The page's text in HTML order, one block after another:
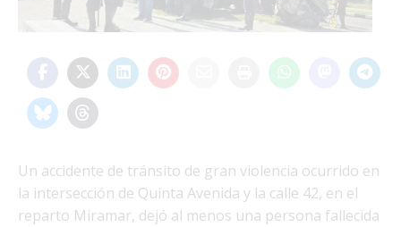
Un accidente de tránsito de gran violencia ocurrido en
la intersección de Quinta Avenida y la calle 42, en el
reparto Miramar, dejó al menos una persona fallecida